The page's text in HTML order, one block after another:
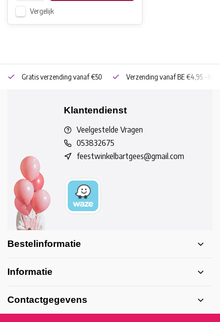
Vergelijk
Gratis verzending vanaf €50 Verzending vanaf BE €4,95 - NL
Klantendienst
Veelgestelde Vragen
053832675
feestwinkelbartgees@gmail.com
Bestelinformatie
Informatie
Contactgegevens